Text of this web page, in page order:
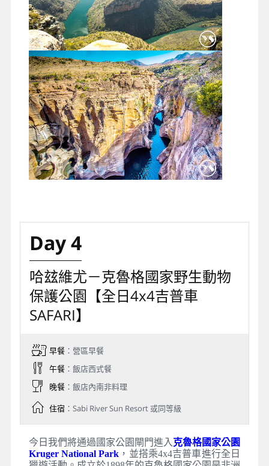
Day 4
哈玆維尤－克魯格國家野生動物
保護公園【全日4x4吉普車
SAFARI】
早餐：營區早餐
午餐：飯店西式餐
晚餐：飯店內南非料理
住宿：Sabi River Sun Resort 或同等級
今日我們將通過國家公園閘門進入 克魯格國家公園
Kruger National Park ，並搭乘4x4吉普車進行全日